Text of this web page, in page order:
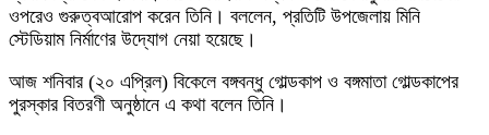
ওপরেও গুরুত্বআরোপ করেন তিনি। বললেন, প্রতিটি উপজেলায় মিনি
স্টেডিয়াম নির্মাণের উদ্যোগ নেয়া হয়েছে।
আজ শনিবার (২০ এপ্রিল) বিকেলে বঙ্গবন্ধু গোল্ডকাপ ও বঙ্গমাতা গোল্ডকাপের
পুরস্কার বিতরণী অনুষ্ঠানে এ কথা বলেন তিনি।